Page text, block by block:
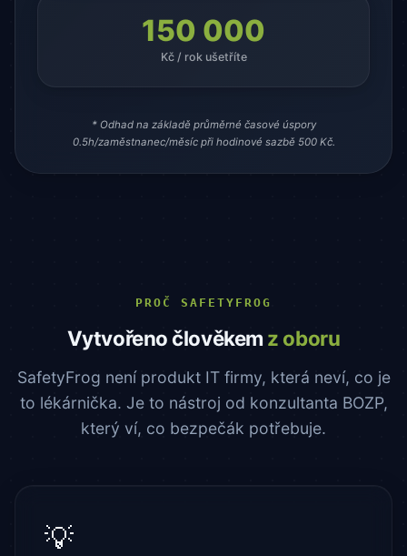
150 000
Kč / rok ušetříte
* Odhad na základě průměrné časové úspory
0.5h/zaměstnanec/měsíc při hodinové sazbě 500 Kč.
PROČ SAFETYFROG
Vytvořeno člověkem z oboru
SafetyFrog není produkt IT firmy, která neví, co je
to lékárnička. Je to nástroj od konzultanta BOZP,
který ví, co bezpečák potřebuje.
💡